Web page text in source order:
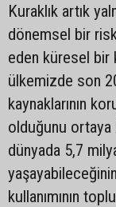
Kuraklık artık
dönemsel bir
eden küresel bir
ülkemizde son
kaynaklarının
olduğunu ortaya
dünyada 5,7
kullanımının